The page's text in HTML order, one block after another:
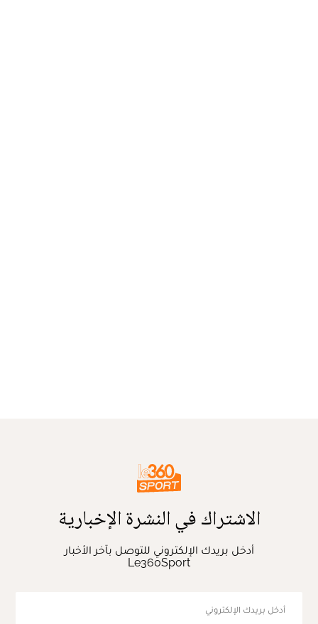
الاشتراك في النشرة الإخبارية
أدخل بريدك الإلكتروني للتوصل بآخر الأخبار
Le360Sport